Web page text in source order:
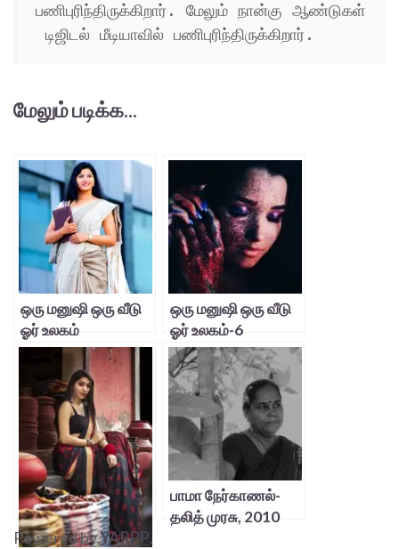
பணிபுரிந்திருக்கிறார். மேலும் நான்கு ஆண்டுகள்
டிஜிடல் மீடியாவில் பணிபுரிந்திருக்கிறார்.
மேலும் படிக்க...
ஒரு மனுஷி ஒரு வீடு
ஓர் உலகம்
ஒரு மனுஷி ஒரு வீடு
ஓர் உலகம்-6
பாமா நேர்காணல்-
தலித் முரசு, 2010
Powered byYARPP.